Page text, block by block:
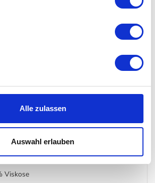
Alle zulassen
Auswahl erlauben
Materialmix
Viskose